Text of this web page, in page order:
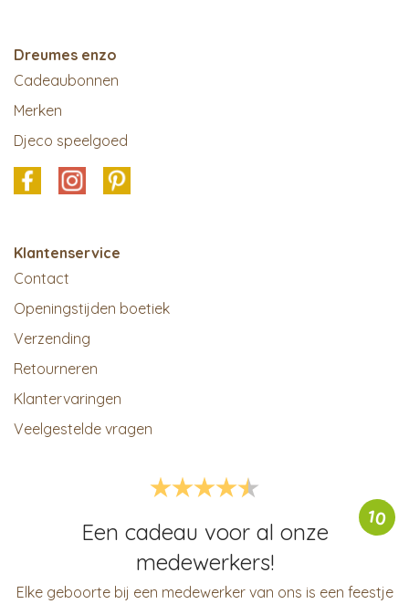
Dreumes enzo
Cadeaubonnen
Merken
Djeco speelgoed
Klantenservice
Contact
Openingstijden boetiek
Verzending
Retourneren
Klantervaringen
Veelgestelde vragen
10
Een cadeau voor al onze
medewerkers!
Elke geboorte bij een medewerker van ons is een feestje